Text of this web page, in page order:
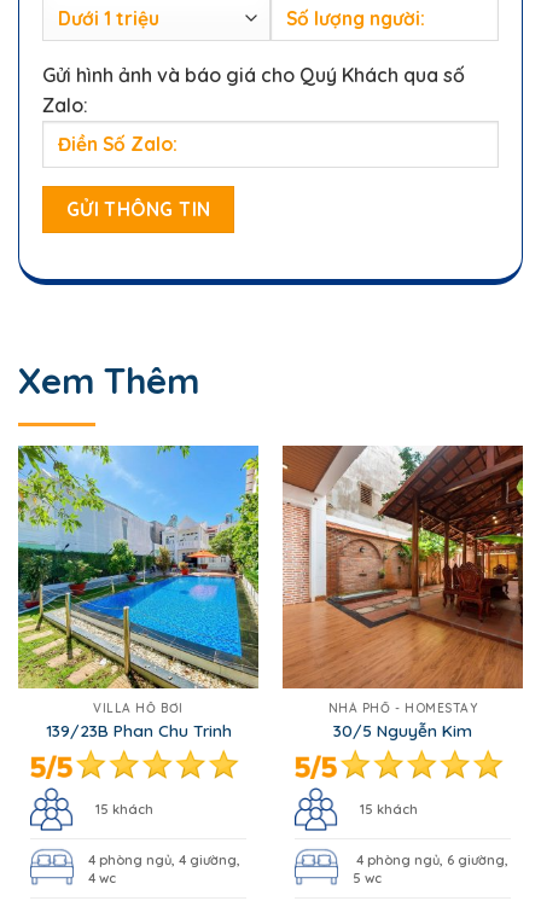
Gửi hình ảnh và báo giá cho Quý Khách qua số
Zalo:
Xem Thêm
VILLA HỒ BƠI
139/23B Phan Chu Trinh
15 khách
4 phòng ngủ, 4 giường,
4 wc
NHÀ PHỐ - HOMESTAY
30/5 Nguyễn Kim
15 khách
4 phòng ngủ, 6 giường,
5 wc